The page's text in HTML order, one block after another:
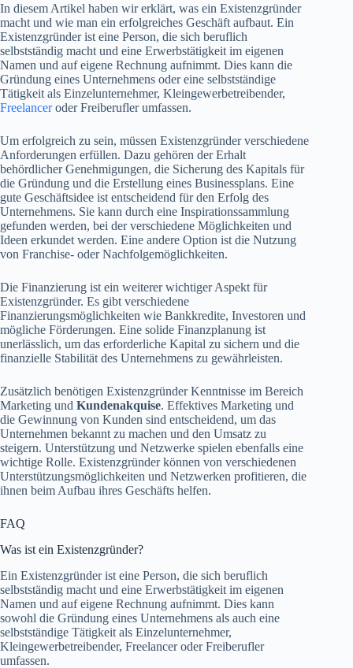
In diesem Artikel haben wir erklärt, was ein Existenzgründer
macht und wie man ein erfolgreiches Geschäft aufbaut. Ein
Existenzgründer ist eine Person, die sich beruflich
selbstständig macht und eine Erwerbstätigkeit im eigenen
Namen und auf eigene Rechnung aufnimmt. Dies kann die
Gründung eines Unternehmens oder eine selbstständige
Tätigkeit als Einzelunternehmer, Kleingewerbetreibender,
Freelanceroder Freiberufler umfassen.
Um erfolgreich zu sein, müssen Existenzgründer verschiedene
Anforderungen erfüllen. Dazu gehören der Erhalt
behördlicher Genehmigungen, die Sicherung des Kapitals für
die Gründung und die Erstellung eines Businessplans. Eine
gute Geschäftsidee ist entscheidend für den Erfolg des
Unternehmens. Sie kann durch eine Inspirationssammlung
gefunden werden, bei der verschiedene Möglichkeiten und
Ideen erkundet werden. Eine andere Option ist die Nutzung
von Franchise- oder Nachfolgemöglichkeiten.
Die Finanzierung ist ein weiterer wichtiger Aspekt für
Existenzgründer. Es gibt verschiedene
Finanzierungsmöglichkeiten wie Bankkredite, Investoren und
mögliche Förderungen. Eine solide Finanzplanung ist
unerlässlich, um das erforderliche Kapital zu sichern und die
finanzielle Stabilität des Unternehmens zu gewährleisten.
Zusätzlich benötigen Existenzgründer Kenntnisse im Bereich
Marketing und Kundenakquise. Effektives Marketing und
die Gewinnung von Kunden sind entscheidend, um das
Unternehmen bekannt zu machen und den Umsatz zu
steigern. Unterstützung und Netzwerke spielen ebenfalls eine
wichtige Rolle. Existenzgründer können von verschiedenen
Unterstützungsmöglichkeiten und Netzwerken profitieren, die
ihnen beim Aufbau ihres Geschäfts helfen.
FAQ
Was ist ein Existenzgründer?
Ein Existenzgründer ist eine Person, die sich beruflich
selbstständig macht und eine Erwerbstätigkeit im eigenen
Namen und auf eigene Rechnung aufnimmt. Dies kann
sowohl die Gründung eines Unternehmens als auch eine
selbstständige Tätigkeit als Einzelunternehmer,
Kleingewerbetreibender, Freelancer oder Freiberufler
umfassen.